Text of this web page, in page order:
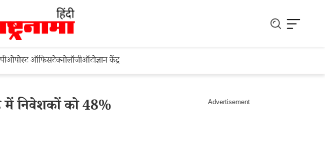
पोस्ट ऑफिसटेक्नोलॉजीऑटोज्ञान केंद्र
में निवेशकों को 48%